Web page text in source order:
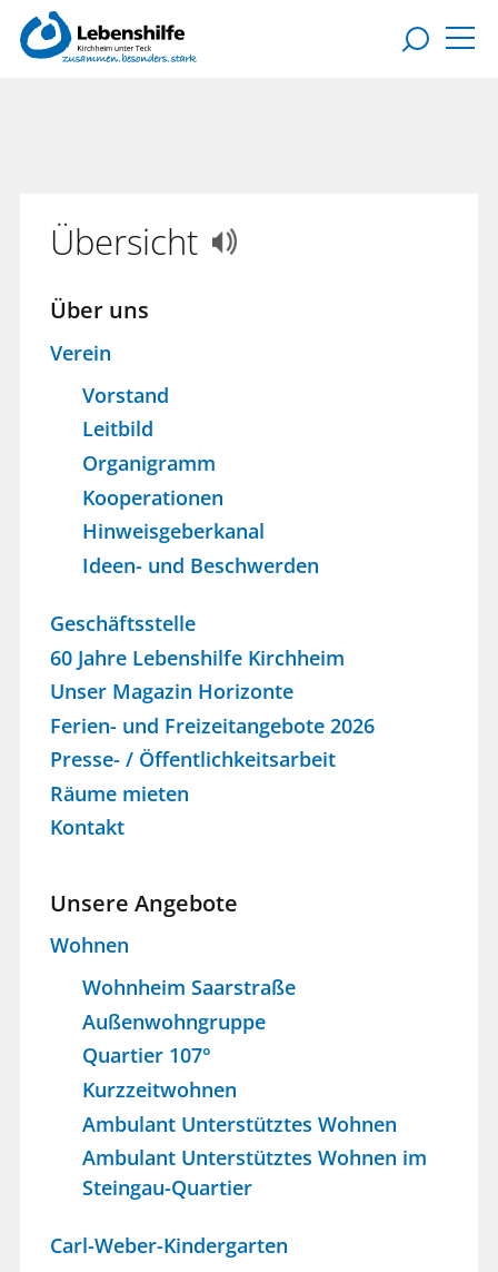
Übersicht
Über uns
Verein
Vorstand
Leitbild
Organigramm
Kooperationen
Hinweisgeberkanal
Ideen- und Beschwerden
Geschäftsstelle
60 Jahre Lebenshilfe Kirchheim
Unser Magazin Horizonte
Ferien- und Freizeitangebote 2026
Presse- / Öffentlichkeitsarbeit
Räume mieten
Kontakt
Unsere Angebote
Wohnen
Wohnheim Saarstraße
Außenwohngruppe
Quartier 107°
Kurzzeitwohnen
Ambulant Unterstütztes Wohnen
Ambulant Unterstütztes Wohnen im
Steingau-Quartier
Carl-Weber-Kindergarten